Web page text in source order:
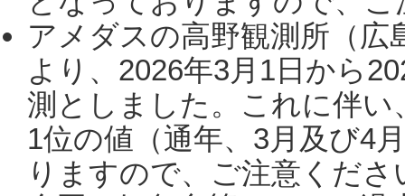
アメダスの高野観測所（
より、2026年3月1日から
測としました。これに伴い
1位の値（通年、3月及び4
りますので、ご注意くだ